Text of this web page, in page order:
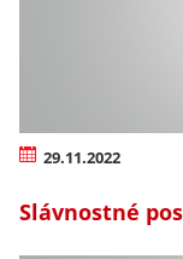
29.11.2022
Slávnostné